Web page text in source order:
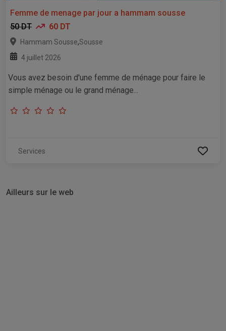
Femme de menage par jour a hammam sousse
50 DT
60 DT
Hammam Sousse,Sousse
4 juillet 2026
Vous avez besoin d'une femme de ménage pour faire le
simple ménage ou le grand ménage...
Services
Ailleurs sur le web